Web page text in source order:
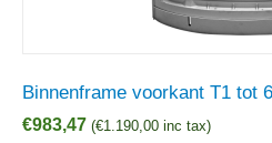
Binnenframe voorkant T1 tot
€983,47 (€1.190,00 inc tax)